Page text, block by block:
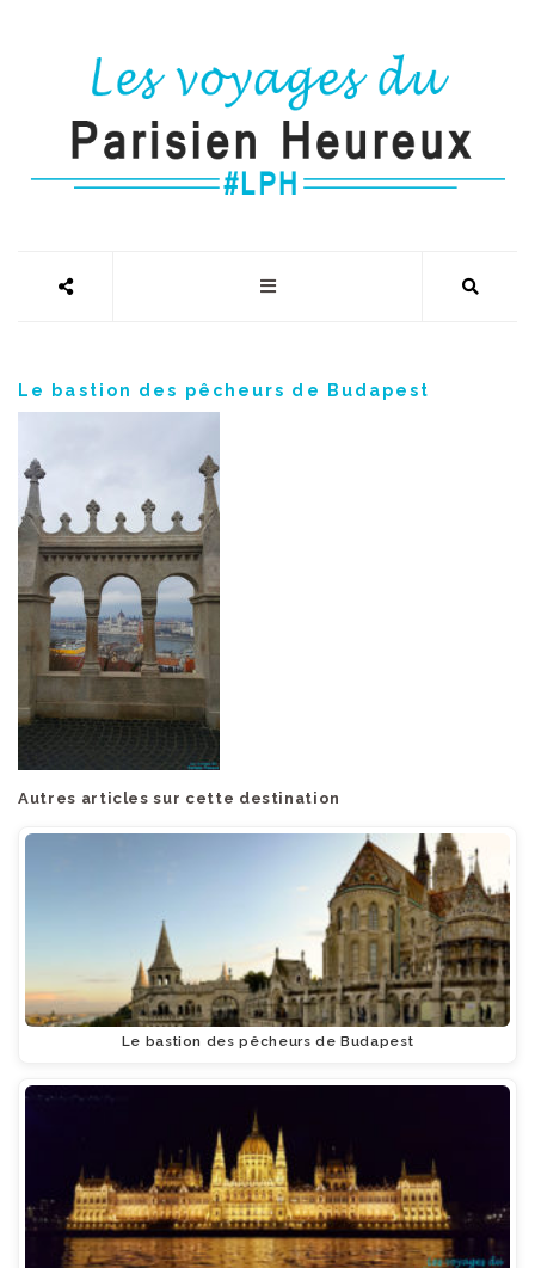
Le bastion des pêcheurs de Budapest
Autres articles sur cette destination
Le bastion des pêcheurs de Budapest